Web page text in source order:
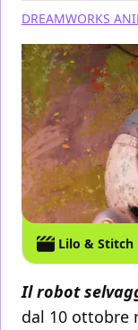
DREAMWORKS
Lilo & Stitch
Il robot
dal 10 ottobre